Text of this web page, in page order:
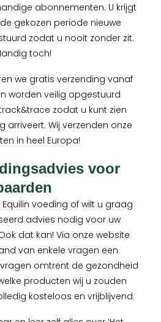
abonnementen. U krijgt
gekozen periode nieuwe
zodat u nooit zonder zit.
toch!
we gratis verzending vanaf
worden veilig opgestuurd
zodat u kunt zien
arriveert. Wij verzenden onze
in heel Europa!
voor
voeding of wilt u graag
advies nodig voor uw
dat kan! Via onze website
van enkele vragen een
omtrent de gezondheid
producten wij u zouden
kosteloos en vrijblijvend.